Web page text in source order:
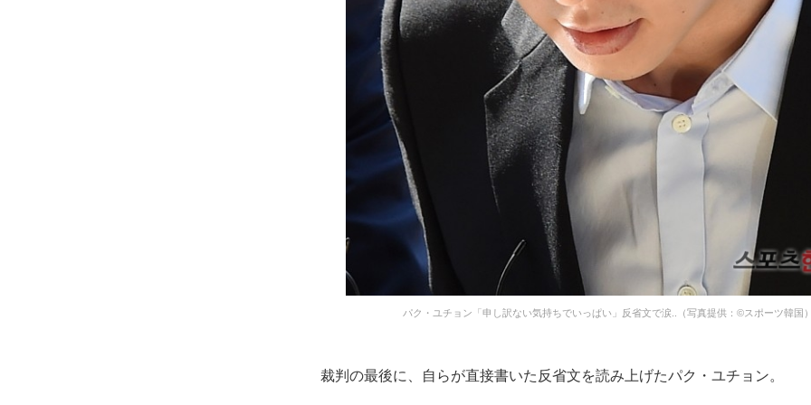
パク・ユチョン「申し訳ない気持ちでいっぱい」反省文で涙..（写真提供：©スポーツ韓国
裁判の最後に、自らが直接書いた反省文を読み上げたパク・ユチョン。